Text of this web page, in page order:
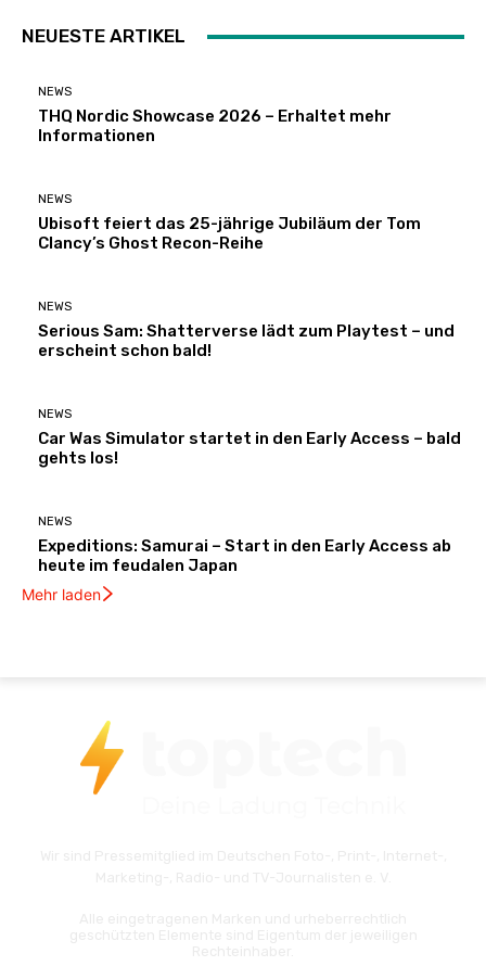
NEUESTE ARTIKEL
NEWS
THQ Nordic Showcase 2026 – Erhaltet mehr
Informationen
NEWS
Ubisoft feiert das 25-jährige Jubiläum der Tom
Clancy’s Ghost Recon-Reihe
NEWS
Serious Sam: Shatterverse lädt zum Playtest – und
erscheint schon bald!
NEWS
Car Was Simulator startet in den Early Access – bald
gehts los!
NEWS
Expeditions: Samurai – Start in den Early Access ab
heute im feudalen Japan
Mehr laden